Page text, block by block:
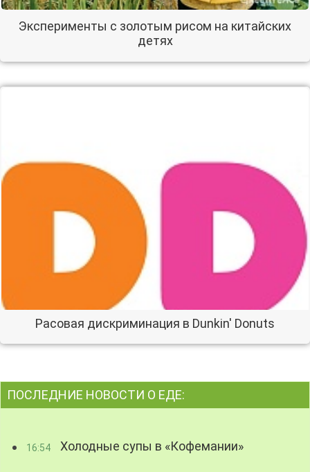
Эксперименты с золотым рисом на китайских
детях
Расовая дискриминация в Dunkin' Donuts
ПОСЛЕДНИЕ НОВОСТИ О ЕДЕ:
16:54 Холодные супы в «Кофемании»